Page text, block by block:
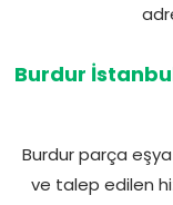
Burdur
Burdur parça
ve talep edilen